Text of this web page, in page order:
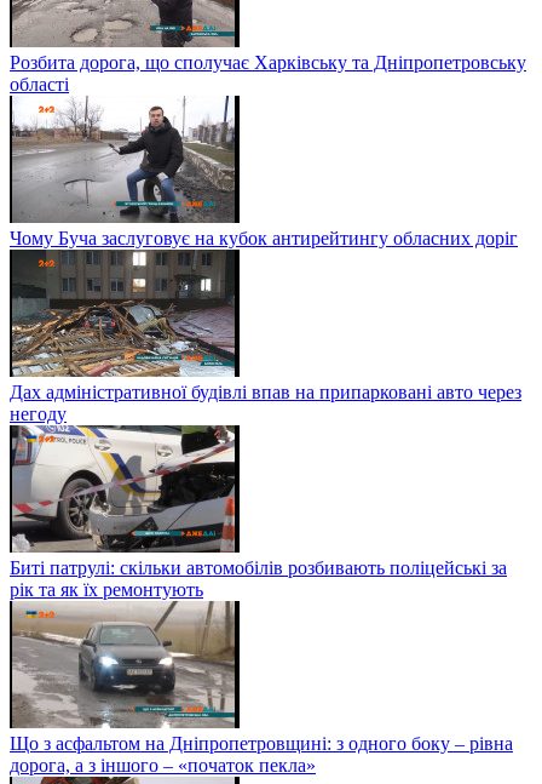
Розбита дорога, що сполучає Харківську та Дніпропетровську
області
Чому Буча заслуговує на кубок антирейтингу обласних доріг
Дах адміністративної будівлі впав на припарковані авто через
негоду
Биті патрулі: скільки автомобілів розбивають поліцейські за
рік та як їх ремонтують
Що з асфальтом на Дніпропетровщині: з одного боку – рівна
дорога, а з іншого – «початок пекла»